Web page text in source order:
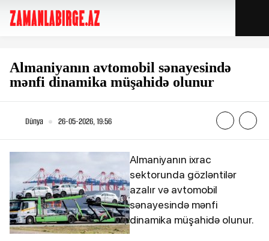
Almaniyanın avtomobil sənayesində
mənfi dinamika müşahidə olunur
Dünya 26-05-2026, 19:56
Almaniyanın ixrac
sektorunda gözləntilər
azalır və avtomobil
sənayesində mənfi
dinamika müşahidə olunur.